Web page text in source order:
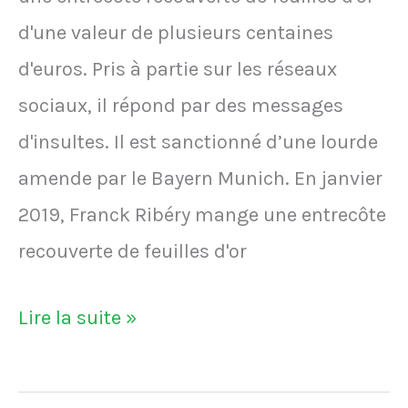
clubs
d'une valeur de plusieurs centaines
d'euros. Pris à partie sur les réseaux
sociaux, il répond par des messages
d'insultes. Il est sanctionné d’une lourde
amende par le Bayern Munich. En janvier
2019, Franck Ribéry mange une entrecôte
recouverte de feuilles d'or
VIDÉO
En
Lire la suite »